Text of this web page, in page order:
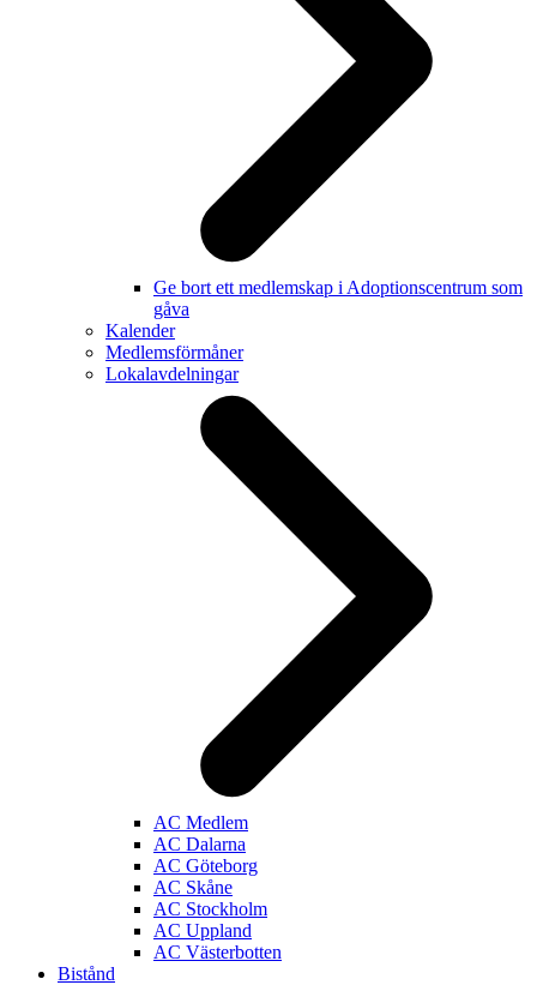
Ge bort ett medlemskap i Adoptionscentrum som
gåva
Kalender
Medlemsförmåner
Lokalavdelningar
AC Medlem
AC Dalarna
AC Göteborg
AC Skåne
AC Stockholm
AC Uppland
AC Västerbotten
Bistånd